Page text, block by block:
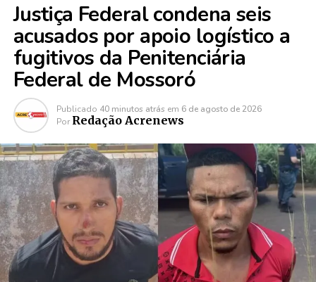
Justiça Federal condena seis
acusados por apoio logístico a
fugitivos da Penitenciária
Federal de Mossoró
Publicado 40 minutos atrás em 6 de agosto de 2026
Por Redação Acrenews